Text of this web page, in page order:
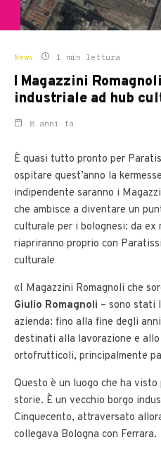
News 1 min lettura
I Magazzini
industriale ad hub
8 anni fa
È quasi tutto pronto per
ospitare quest’anno la
indipendente saranno i
che ambisce a diventare un
culturale per i bolognesi: da ex
riapriranno proprio con
culturale
«I Magazzini Romagnoli che
Giulio Romagnoli – sono stati
azienda: fino alla fine degli
destinati alla lavorazione e
ortofrutticoli, principalmente
Questo è un luogo che ha
storie. È un vecchio borgo
Cinquecento, attraversato
collegava Bologna con Ferrara.